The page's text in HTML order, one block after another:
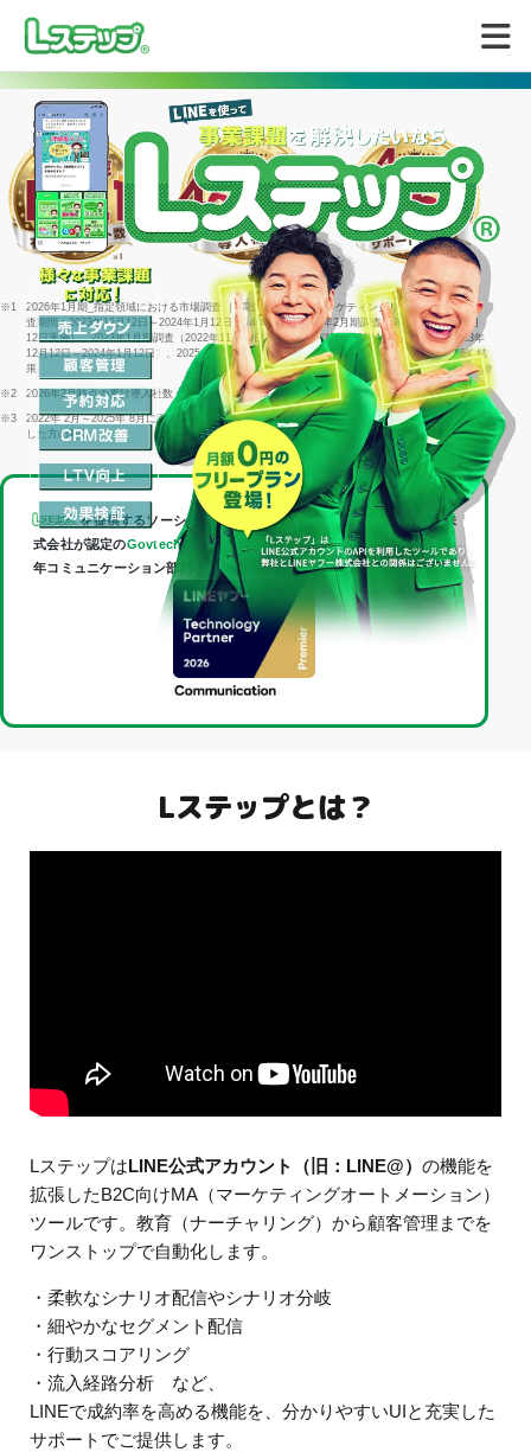
を提供するソーシャルデータバンク株式会社は、
LINEヤフー株
式会社が認定のGovtech Partnerであり、Technology Partner（2026
年コミュニケーション部門・最上位「Premier」）に認定されました。
※1
2026年1月期_指定領域における市場調査 ｜ 調査機関：日本マーケティングリサーチ機構 ｜ 調
査期間：2023年12月12日～2024年1月12日 ｜ 4年連続＝2022年2月期調査（同年1月25日～2月
12日実施）、2023年1月期調査（2022年11月29日～1月16日実施）、2024年1月期調査（2023年
12月12日～2024年1月12日）、2025年1月期調査（2024年12月23日～2025年1月15日）に続く結
果
※2 2026年3月時点の累計導入社数
※3
2022年 2月～2025年 8月に回答した個別相談サポートアンケート1316件のうち「満足」と回答
した方の割合
Lステップとは？
LステップはLINE公式アカウント（旧：LINE@） の機能を
拡張したB2C向けMA（マーケティングオートメーション）
ツールです。教育（ナーチャリング）から顧客管理までを
ワンストップで自動化します。
・柔軟なシナリオ配信やシナリオ分岐
・細やかなセグメント配信
・行動スコアリング
・流入経路分析 など、
LINEで成約率を高める機能を、分かりやすいUIと充実した
サポートでご提供します。